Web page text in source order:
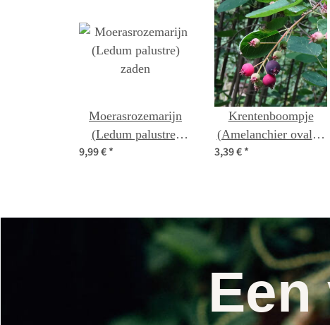
Moerasrozemarijn
(Ledum palustre)
9,99 €*
Krentenboompje
(Amelanchier ovalis)
3,39 €*
Een